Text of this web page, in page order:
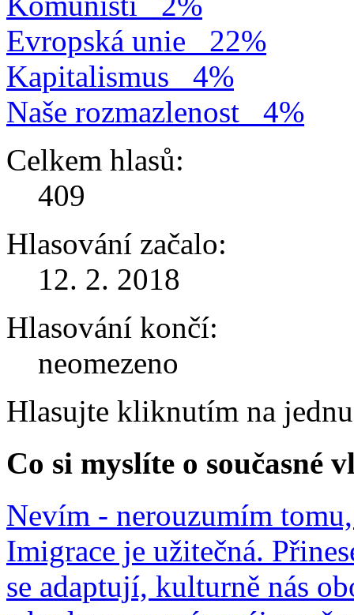
Evropská unie
22%
Kapitalismus
4%
Naše rozmazlenost
4%
Celkem hlasů:
409
Hlasování začalo:
12. 2. 2018
Hlasování končí:
neomezeno
Hlasujte kliknutím na
Co si myslíte o současné
Nevím - nerouzumím
Imigrace je užitečná.
se adaptují, kulturně nás